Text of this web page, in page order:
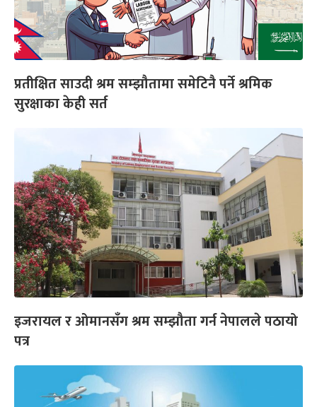
प्रतीक्षित साउदी श्रम सम्झौतामा समेटिनै पर्ने श्रमिक
सुरक्षाका केही सर्त
इजरायल र ओमानसँग श्रम सम्झौता गर्न नेपालले पठायो
पत्र